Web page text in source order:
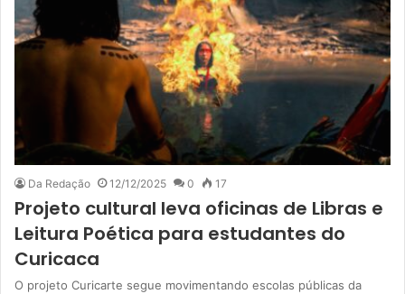
Da Redação 12/12/2025 0 17
Projeto cultural leva oficinas de Libras e
Leitura Poética para estudantes do
Curicaca
O projeto Curicarte segue movimentando escolas públicas da